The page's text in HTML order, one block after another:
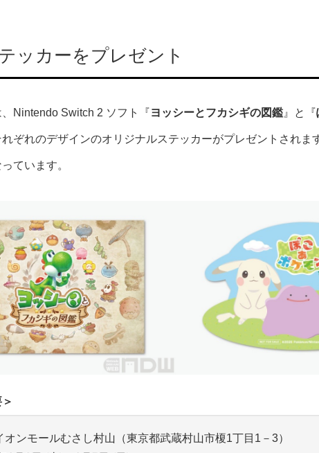
ッカーをプレゼント
Nintendo Switch 2 ソフト『ヨッシーとフカシギの図鑑』と『
ぞれのデザインのオリジナルステッカーがプレゼントされま
ています。
オンモールむさし村山（東京都武蔵村山市榎1丁目1－3）